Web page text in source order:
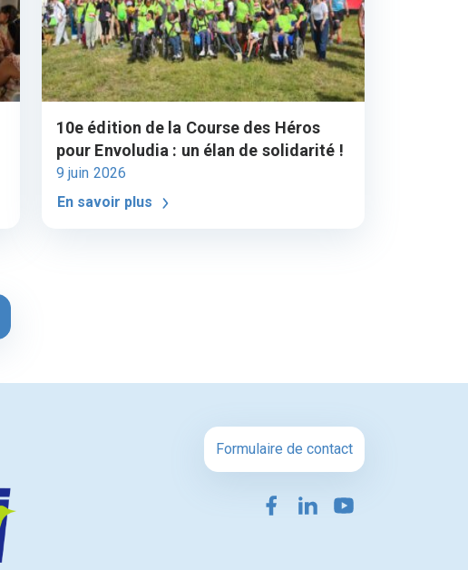
10e édition de la Course des Héros
pour Envoludia : un élan de solidarité !
9 juin 2026
En savoir plus
Formulaire de contact